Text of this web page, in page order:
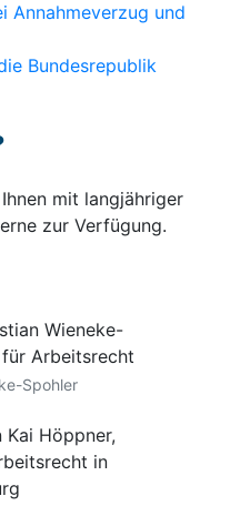
Annahmeverzug und
Bundesrepublik
mit langjähriger
zur Verfügung.
Spohler